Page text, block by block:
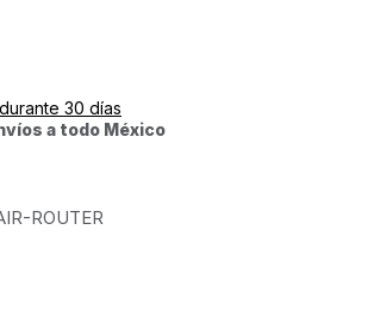
30 días
a todo México
ROUTER